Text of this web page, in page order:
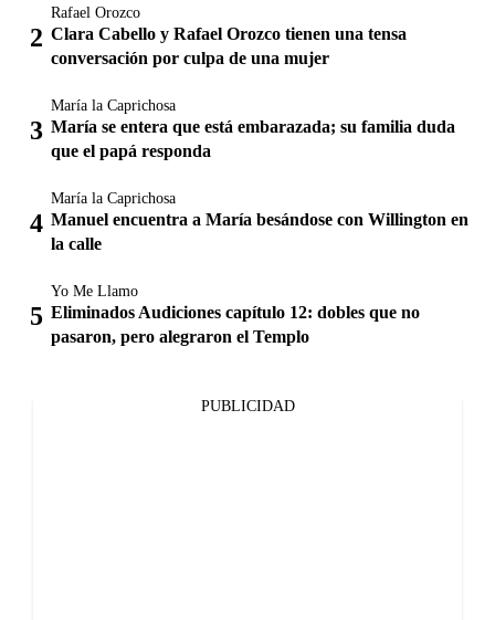
Rafael Orozco
Clara Cabello y Rafael Orozco tienen una tensa
conversación por culpa de una mujer
María la Caprichosa
María se entera que está embarazada; su familia duda
que el papá responda
María la Caprichosa
Manuel encuentra a María besándose con Willington en
la calle
Yo Me Llamo
Eliminados Audiciones capítulo 12: dobles que no
pasaron, pero alegraron el Templo
PUBLICIDAD